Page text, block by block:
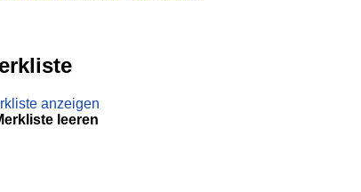
anzeigen
leeren